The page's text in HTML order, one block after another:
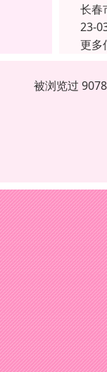
长春
23-
更多
被浏览过